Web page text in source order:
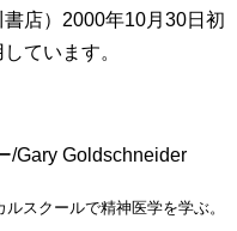
店）2000年10月30日初
ています。
/Gary Goldschneider
スクールで精神医学を学ぶ。